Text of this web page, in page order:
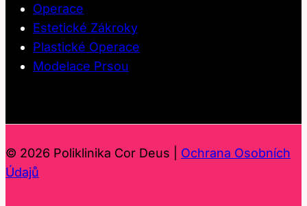
Operace
Estetické Zákroky
Plastické Operace
Modelace Prsou
© 2026 Poliklinika Cor Deus | Ochrana Osobních
Údajů